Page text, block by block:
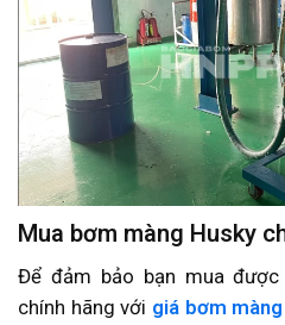
Mua bơm màng Husky
Để đảm bảo bạn mua được
chính hãng với giá bơm